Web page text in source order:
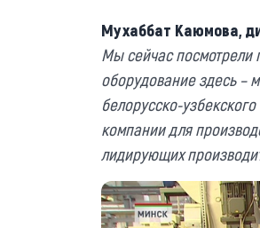
Мухаббат Каюмова,
Мы сейчас посмотрели
оборудование здесь –
белорусско-
компании для
лидирующих